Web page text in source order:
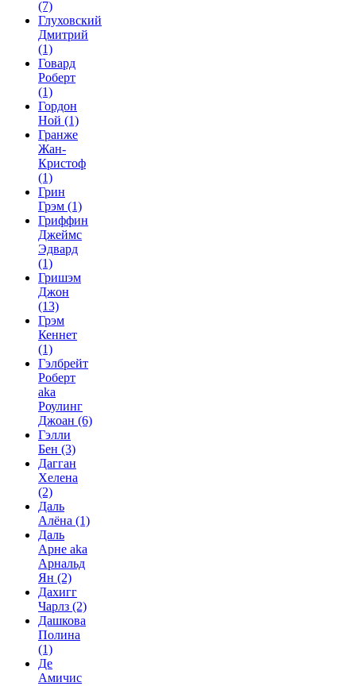
(7)
Глуховский
Дмитрий
(1)
Говард
Роберт
(1)
Гордон
Ной (1)
Гранже
Жан-
Кристоф
(1)
Грин
Грэм (1)
Гриффин
Джеймс
Эдвард
(1)
Гришэм
Джон
(13)
Грэм
Кеннет
(1)
Гэлбрейт
Роберт
aka
Роулинг
Джоан (6)
Гэлли
Бен (3)
Дагган
Хелена
(2)
Даль
Алёна (1)
Даль
Арне aka
Арнальд
Ян (2)
Дахигг
Чарлз (2)
Дашкова
Полина
(1)
Де
Амичис